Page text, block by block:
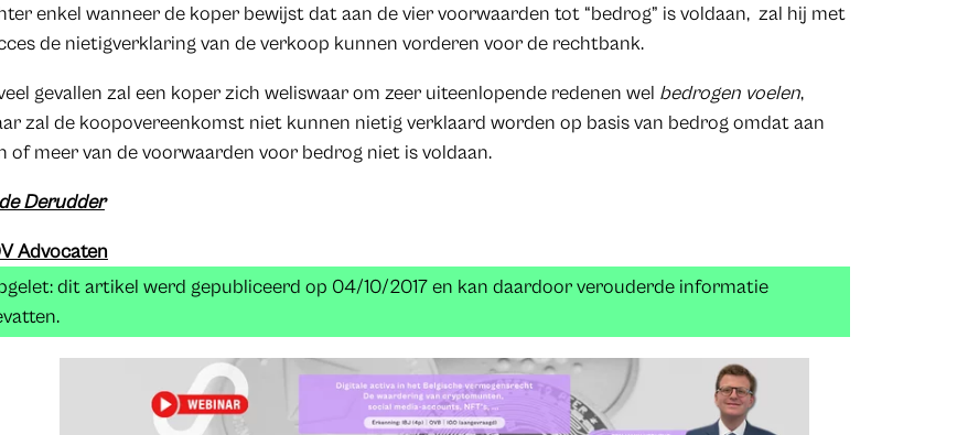
enkel wanneer de koper bewijst dat aan de vier voorwaarden tot “bedrog” is voldaan, zal hij met
de nietigverklaring van de verkoop kunnen vorderen voor de rechtbank.
gevallen zal een koper zich weliswaar om zeer uiteenlopende redenen wel bedrogen voelen,
zal de koopovereenkomst niet kunnen nietig verklaard worden op basis van bedrog omdat aan
of meer van de voorwaarden voor bedrog niet is voldaan.
Derudder
Advocaten
dit artikel werd gepubliceerd op 04/10/2017 en kan daardoor verouderde informatie